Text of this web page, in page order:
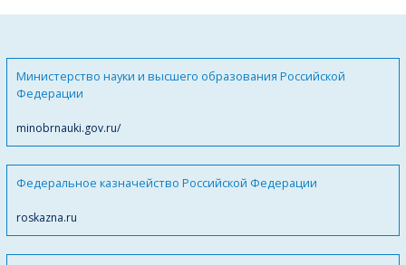
Министерство науки и высшего образования Российской
Федерации
minobrnauki.gov.ru/
Федеральное казначейство Российской Федерации
roskazna.ru